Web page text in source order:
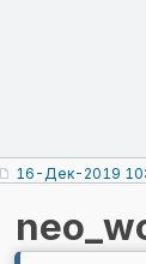
16-Дек-2019